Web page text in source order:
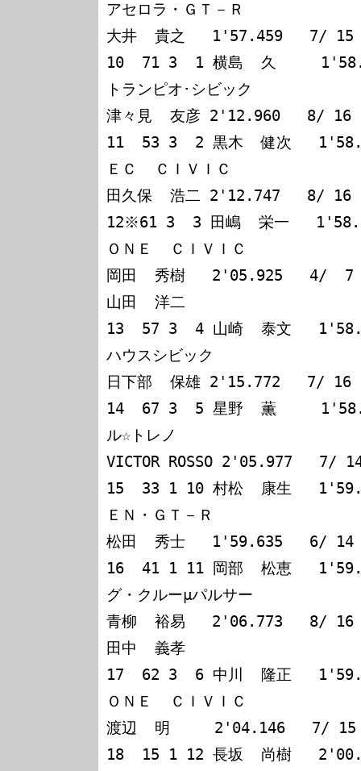
アセロラ・ＧＴ－Ｒ
大井  貴之   1'57.459   7/ 15
10  71 3  1 横島  久
トランピオ･シビック
津々見  友彦 2'12.960   8/ 16
11  53 3  2 黒木  健次
ＥＣ  ＣＩＶＩＣ
田久保  浩二 2'12.747   8/ 16
12※61 3  3 田嶋  栄一
ＯＮＥ  ＣＩＶＩＣ
岡田  秀樹   2'05.925   4/  7
山田  洋二
13  57 3  4 山崎  泰文
ハウスシビック
日下部  保雄 2'15.772   7/ 16
14  67 3  5 星野  薫
ル☆トレノ
VICTOR ROSSO 2'05.977   7/
15  33 1 10 村松  康生
ＥＮ・ＧＴ－Ｒ
松田  秀士   1'59.635   6/ 14
16  41 1 11 岡部  松恵
グ・クルーμパルサー
青柳  裕易   2'06.773   8/ 16
田中  義孝
17  62 3  6 中川  隆正
ＯＮＥ  ＣＩＶＩＣ
渡辺  明     2'04.146   7/ 15
18  15 1 12 長坂  尚樹